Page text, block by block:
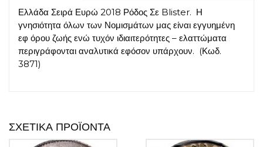
Ελλάδα Σειρά Ευρώ 2018 Ρόδος Σε Blister. Η
γνησιότητα όλων των Νομισμάτων μας είναι εγγυημένη
εφ όρου ζωής ενώ τυχόν ιδιαιτερότητες – ελαττώματα
περιγράφονται αναλυτικά εφόσον υπάρχουν. (Κωδ.
3871)
ΣΧΕΤΙΚΆ ΠΡΟΪΌΝΤΑ